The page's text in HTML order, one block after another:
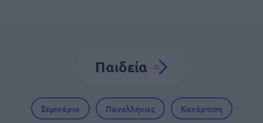
Παιδεία
Σεμινάρια Πανελλήνιες Κατάρτιση